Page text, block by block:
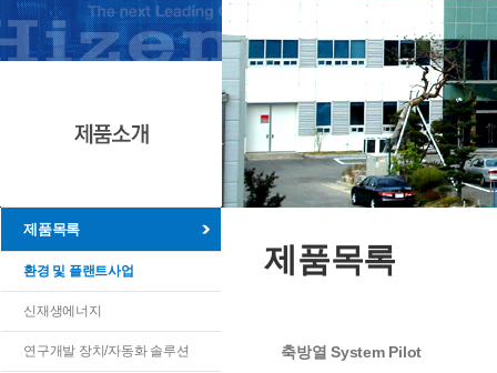
제품목록
환경 및 플랜트사업
신재생에너지
연구개발 장치/자동화 솔루션
제품목록
축방열 System Pilot